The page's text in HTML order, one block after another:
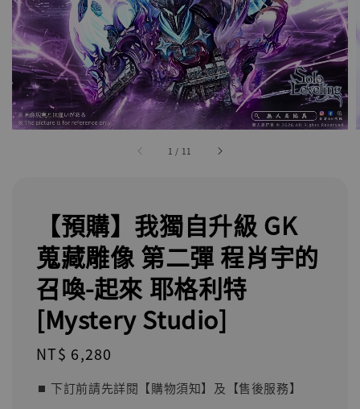
1 / 11
【預購】我獨自升級 GK
蒐藏雕像 第二彈 程肖宇的
召喚-起來 耶格利特
[Mystery Studio]
Regular
NT$ 6,280
⏹︎ 下訂前請先詳閱【購物須知】及【售後服務】